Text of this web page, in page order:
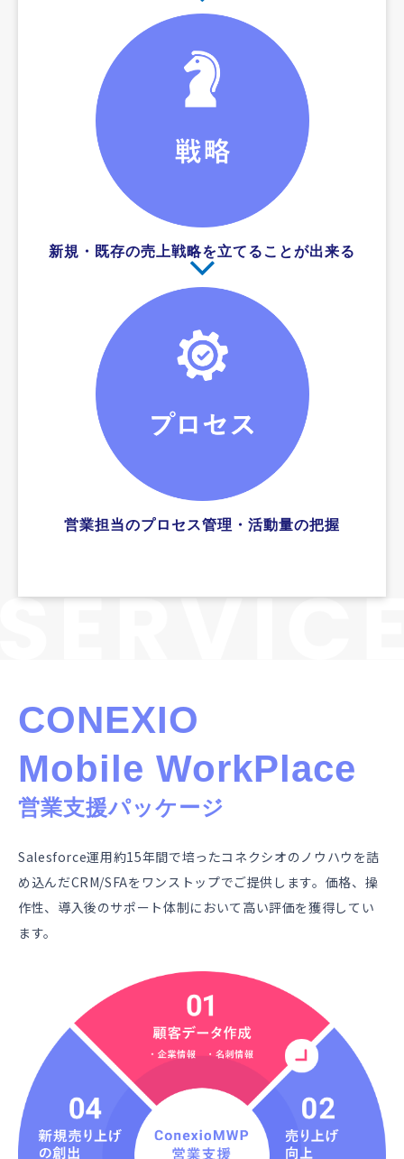
新規・既存の売上戦略を立てることが出来る
営業担当のプロセス管理・活動量の把握
CONEXIO
Mobile WorkPlace
営業支援パッケージ
Salesforce運用約15年間で培ったコネクシオのノウハウを詰
め込んだCRM/SFAをワンストップでご提供します。​価格、操
作性、導入後のサポート体制において高い評価を獲得してい
ます。​